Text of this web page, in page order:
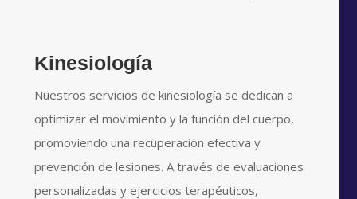
Kinesiología
Nuestros servicios de kinesiología se dedican a
optimizar el movimiento y la función del cuerpo,
promoviendo una recuperación efectiva y
prevención de lesiones. A través de evaluaciones
personalizadas y ejercicios terapéuticos,